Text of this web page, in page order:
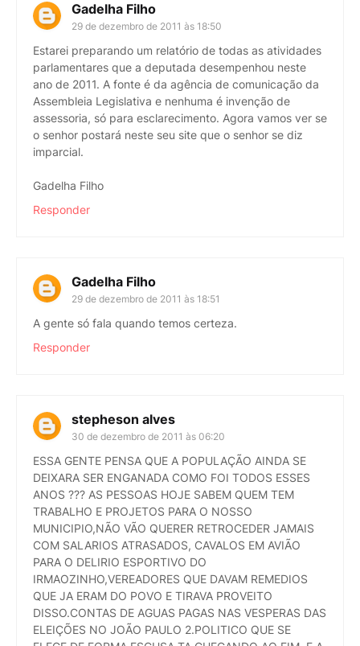
Gadelha Filho
29 de dezembro de 2011 às 18:50
Estarei preparando um relatório de todas as atividades
parlamentares que a deputada desempenhou neste
ano de 2011. A fonte é da agência de comunicação da
Assembleia Legislativa e nenhuma é invenção de
assessoria, só para esclarecimento. Agora vamos ver se
o senhor postará neste seu site que o senhor se diz
imparcial.
Gadelha Filho
Responder
Gadelha Filho
29 de dezembro de 2011 às 18:51
A gente só fala quando temos certeza.
Responder
stepheson alves
30 de dezembro de 2011 às 06:20
ESSA GENTE PENSA QUE A POPULAÇÃO AINDA SE
DEIXARA SER ENGANADA COMO FOI TODOS ESSES
ANOS ??? AS PESSOAS HOJE SABEM QUEM TEM
TRABALHO E PROJETOS PARA O NOSSO
MUNICIPIO,NÃO VÃO QUERER RETROCEDER JAMAIS
COM SALARIOS ATRASADOS, CAVALOS EM AVIÃO
PARA O DELIRIO ESPORTIVO DO
IRMAOZINHO,VEREADORES QUE DAVAM REMEDIOS
QUE JA ERAM DO POVO E TIRAVA PROVEITO
DISSO.CONTAS DE AGUAS PAGAS NAS VESPERAS DAS
ELEIÇÕES NO JOÃO PAULO 2.POLITICO QUE SE